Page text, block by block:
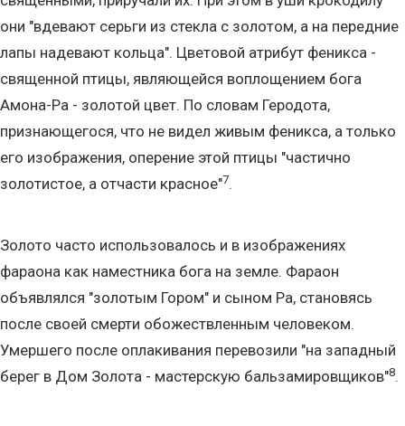
они "вдевают серьги из стекла с золотом, а на передние
лапы надевают кольца". Цветовой атрибут феникса -
священной птицы, являющейся воплощением бога
Амона-Ра - золотой цвет. По словам Геродота,
признающегося, что не видел живым феникса, а только
его изображения, оперение этой птицы "частично
золотистое, а отчасти красное"7.
Золото часто использовалось и в изображениях
фараона как наместника бога на земле. Фараон
объявлялся "золотым Гором" и сыном Ра, становясь
после своей смерти обожествленным человеком.
Умершего после оплакивания перевозили "на западный
берег в Дом Золота - мастерскую бальзамировщиков"8.